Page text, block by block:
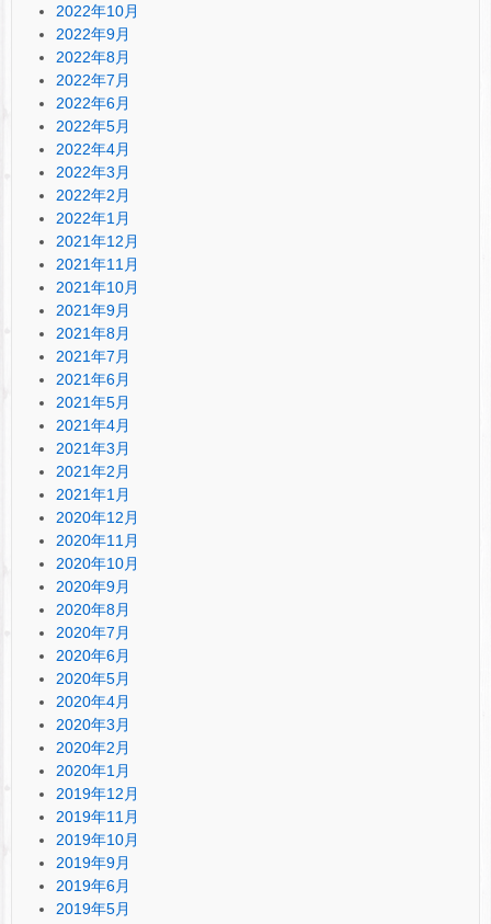
2022年10月
2022年9月
2022年8月
2022年7月
2022年6月
2022年5月
2022年4月
2022年3月
2022年2月
2022年1月
2021年12月
2021年11月
2021年10月
2021年9月
2021年8月
2021年7月
2021年6月
2021年5月
2021年4月
2021年3月
2021年2月
2021年1月
2020年12月
2020年11月
2020年10月
2020年9月
2020年8月
2020年7月
2020年6月
2020年5月
2020年4月
2020年3月
2020年2月
2020年1月
2019年12月
2019年11月
2019年10月
2019年9月
2019年6月
2019年5月